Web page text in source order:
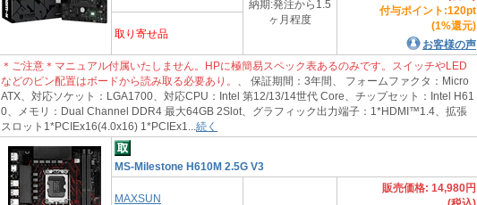
納期:発注から1.5
ヶ月程度
付与ポイント:120pt
(1%還元)
お客様の声
取り寄せ品
＊ご注意＊マニュアル付属いたしません。HPに極簡易スペック表あるのみです。スイッチやLED
などのピン配置はボードから読み取る必要あり。
、 保証期間：3年間、 フォームファクタ：Micro
ATX、対応ソケット：LGA1700、対応CPU：Intel 第12/13/14世代 Core、チップセット：Intel H61
0、メモリ：Dual Channel DDR4 最大64GB 2Slot、グラフィック出力端子：1*HDMI™1.4、拡張
スロット1*PCIEx16(4.0x16) 1*PCIEx1... 続く
MS-Milestone H610M 2.5G V3
MAXSUN
販売価格: 14,980円